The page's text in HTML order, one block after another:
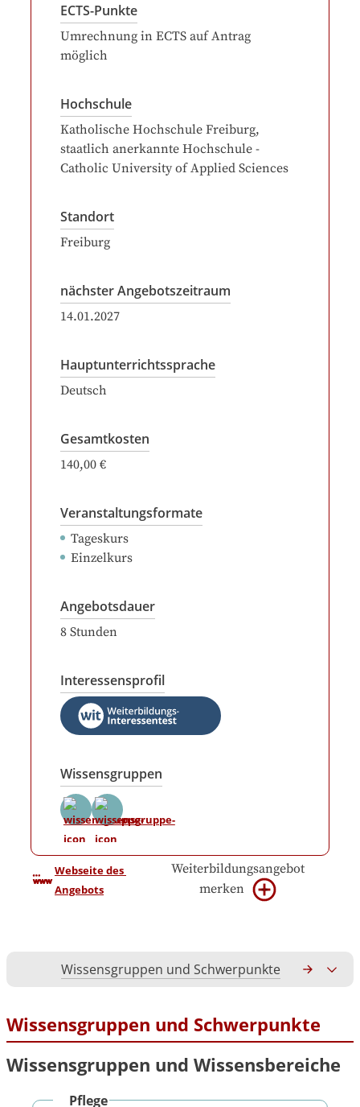
ECTS-Punkte
Umrechnung in ECTS auf Antrag
möglich
Hochschule
Katholische Hochschule Freiburg,
staatlich anerkannte Hochschule -
Catholic University of Applied Sciences
Standort
Freiburg
nächster Angebotszeitraum
14.01.2027
Hauptunterrichtssprache
Deutsch
Gesamtkosten
140,00 €
Veranstaltungsformate
Tageskurs
Einzelkurs
Angebotsdauer
8 Stunden
Interessensprofil
Wissensgruppen
Webseite des
Angebots
Weiterbildungsangebot
merken
Wissensgruppen und Schwerpunkte
Wissensgruppen und Schwerpunkte
Wissensgruppen und Wissensbereiche
Pflege